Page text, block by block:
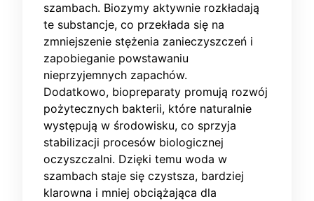
szambach. Biozymy aktywnie rozkładają
te substancje, co przekłada się na
zmniejszenie stężenia zanieczyszczeń i
zapobieganie powstawaniu
nieprzyjemnych zapachów.
Dodatkowo, biopreparaty promują rozwój
pożytecznych bakterii, które naturalnie
występują w środowisku, co sprzyja
stabilizacji procesów biologicznej
oczyszczalni. Dzięki temu woda w
szambach staje się czystsza, bardziej
klarowna i mniej obciążająca dla